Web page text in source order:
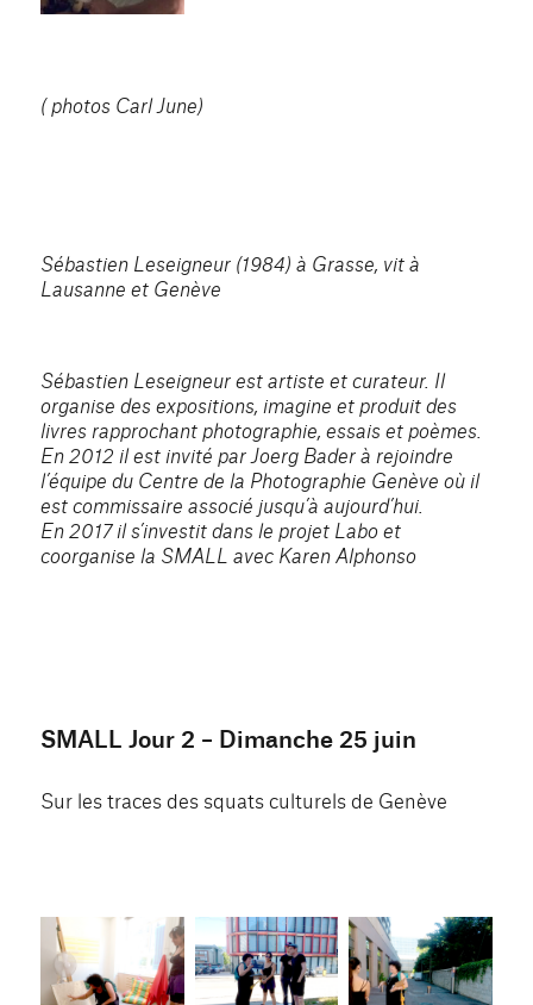
( photos Carl June)
Sébastien Leseigneur (1984) à Grasse, vit à
Lausanne et Genève
Sébastien Leseigneur est artiste et curateur. Il
organise des expositions, imagine et produit des
livres rapprochant photographie, essais et poèmes.
En 2012 il est invité par Joerg Bader à rejoindre
l’équipe du Centre de la Photographie Genève où il
est commissaire associé jusqu’à aujourd’hui.
En 2017 il s’investit dans le projet Labo et
coorganise la SMALL avec Karen Alphonso
SMALL Jour 2 – Dimanche 25 juin
Sur les traces des squats culturels de Genève